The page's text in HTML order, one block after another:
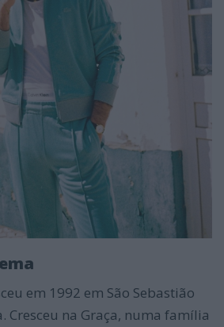
em 1992 em São Sebastião
Cresceu na Graça, numa família